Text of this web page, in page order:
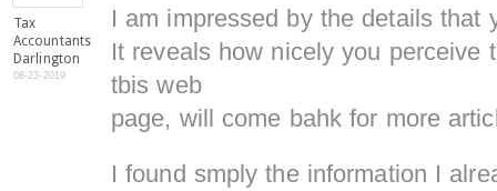
Tax
Accountants
Darlington
08-23-2019
I am impressed by the details that
It reveals how nicely you perceive
tbis web
page, will come bahk for more
I found smply the information I